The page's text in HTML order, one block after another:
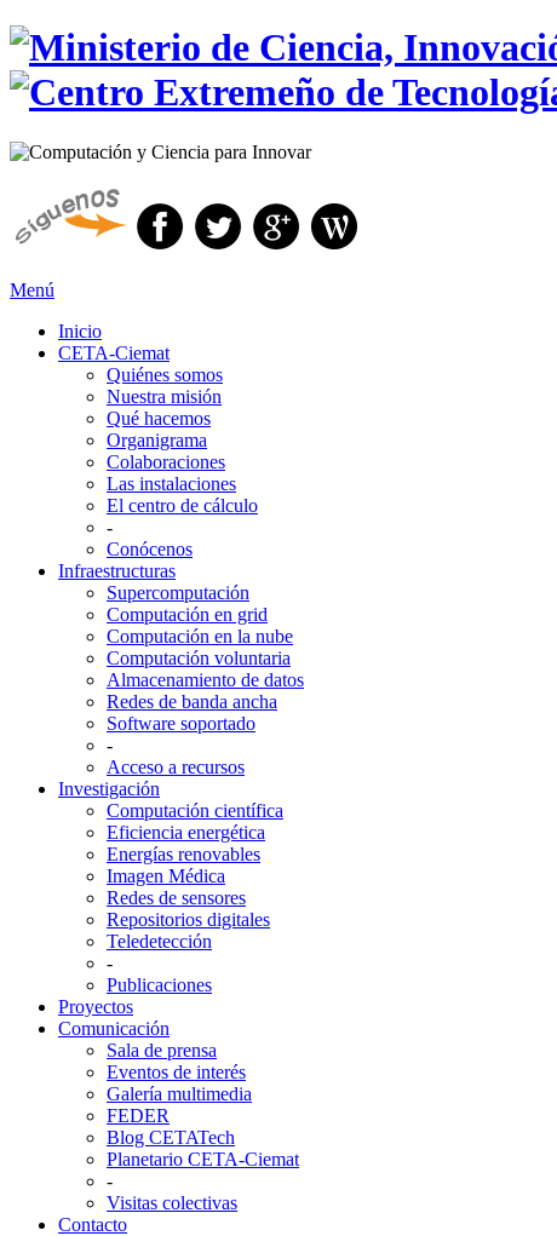
Menú
Inicio
CETA-Ciemat
Quiénes somos
Nuestra misión
Qué hacemos
Organigrama
Colaboraciones
Las instalaciones
El centro de cálculo
-
Conócenos
Infraestructuras
Supercomputación
Computación en grid
Computación en la nube
Computación voluntaria
Almacenamiento de datos
Redes de banda ancha
Software soportado
-
Acceso a recursos
Investigación
Computación científica
Eficiencia energética
Energías renovables
Imagen Médica
Redes de sensores
Repositorios digitales
Teledetección
-
Publicaciones
Proyectos
Comunicación
Sala de prensa
Eventos de interés
Galería multimedia
FEDER
Blog CETATech
Planetario CETA-Ciemat
-
Visitas colectivas
Contacto